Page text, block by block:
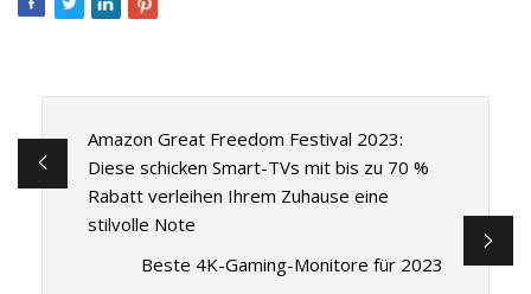
Amazon Great Freedom Festival 2023:
Diese schicken Smart-TVs mit bis zu 70 %
Rabatt verleihen Ihrem Zuhause eine
stilvolle Note
Beste 4K-Gaming-Monitore für 2023